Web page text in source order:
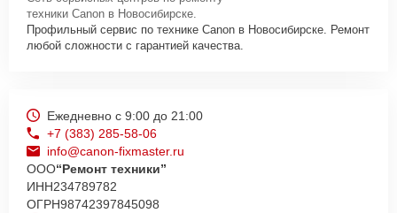
техники Canon в Новосибирске.
Профильный сервис по технике Canon в Новосибирске. Ремонт
любой сложности с гарантией качества.
Ежедневно с 9:00 до 21:00
+7 (383) 285-58-06
info@canon-fixmaster.ru
ООО“Ремонт техники”
ИНН234789782
ОГРН98742397845098